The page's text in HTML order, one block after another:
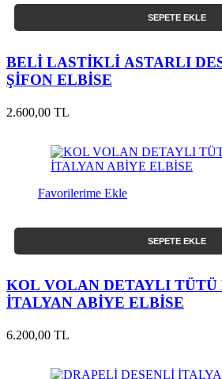
SEPETE EKLE
BELİ LASTİKLİ ASTARLI
ŞİFON ELBİSE
2.600,00 TL
Favorilerime Ekle
SEPETE EKLE
KOL VOLAN DETAYLI
İTALYAN ABİYE ELBİSE
6.200,00 TL